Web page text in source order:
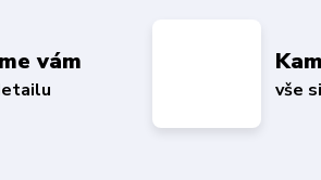
vám
vše